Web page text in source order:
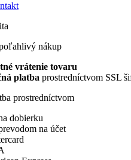
nákup
vrátenie tovaru
platba prostredníctvom SSL
prostredníctvom
dobierku
na účet